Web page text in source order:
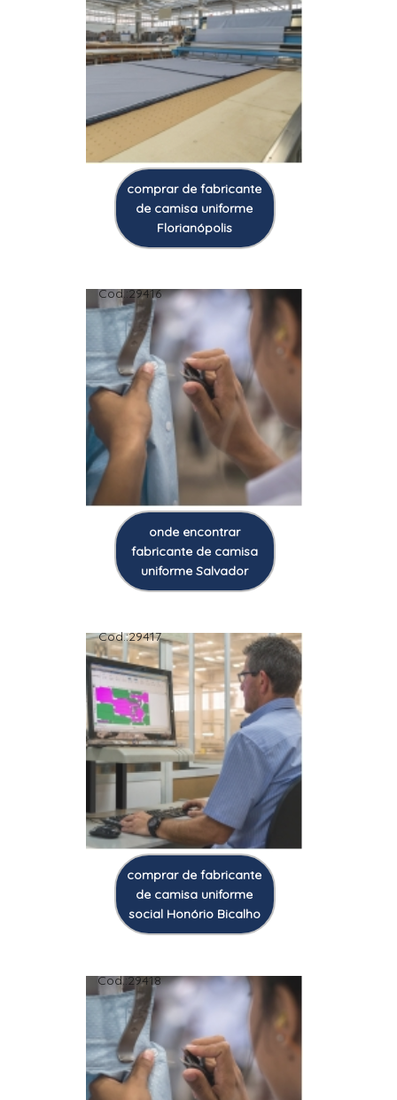
comprar de fabricante
de camisa uniforme
Florianópolis
Cod.:29416
onde encontrar
fabricante de camisa
uniforme Salvador
Cod.:29417
comprar de fabricante
de camisa uniforme
social Honório Bicalho
Cod.:29418